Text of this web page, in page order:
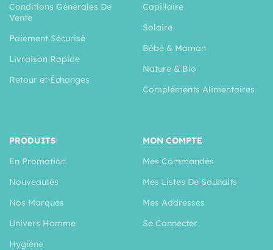
Conditions Générales De
Vente
Paiement Sécurisé
Livraison Rapide
Retour et Échanges
Capillaire
Solaire
Bébé & Maman
Nature & Bio
Compléments Alimentaires
PRODUITS
En Promotion
Nouveautés
Nos Marques
Univers Homme
Hygiéne
MON COMPTE
Mes Commandes
Mes Listes De Souhaits
Mes Addresses
Se Connecter